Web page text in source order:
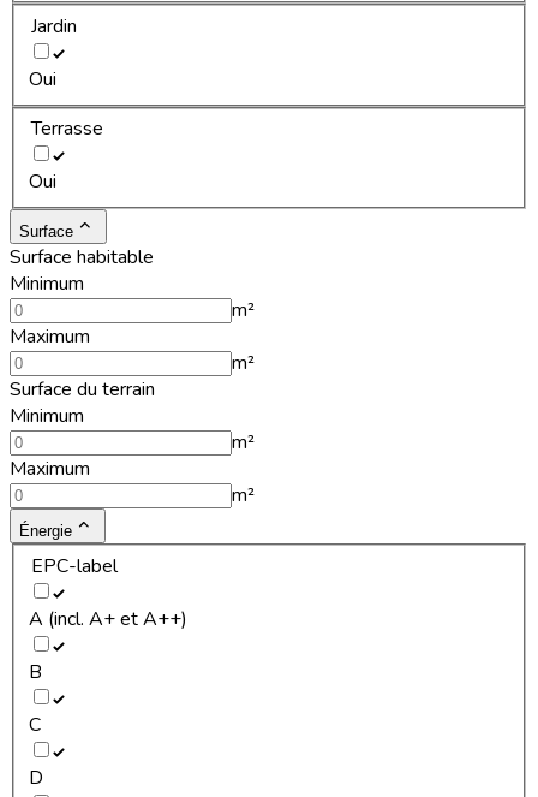
Jardin
Oui
Terrasse
Oui
Surface
Surface habitable
Minimum
m²
Maximum
m²
Surface du terrain
Minimum
m²
Maximum
m²
Énergie
EPC-label
A (incl. A+ et A++)
B
C
D